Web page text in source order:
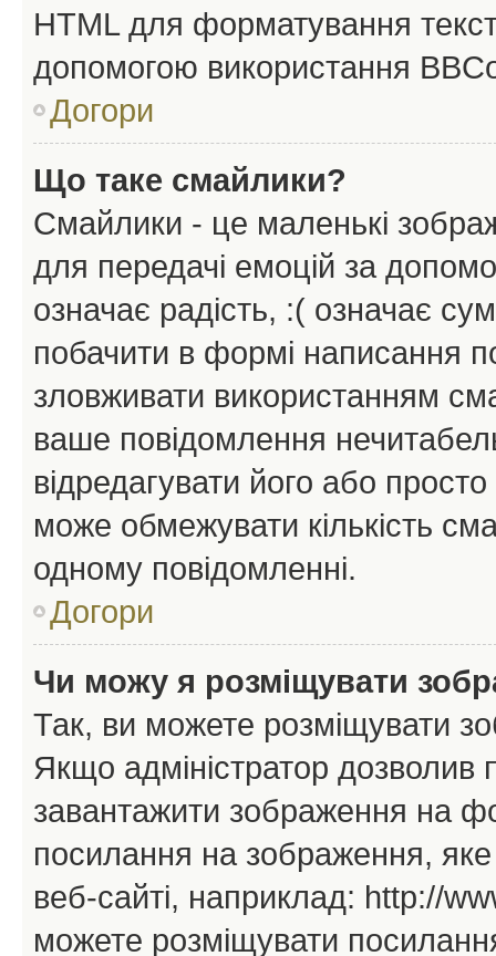
HTML для форматування
допомогою використання
Догори
Що таке смайлики?
Смайлики - це маленькі
для передачі емоцій за
означає радість, :( означає
побачити в формі написання
зловживати використанням
ваше повідомлення
відредагувати його або
може обмежувати кількість
одному повідомленні.
Догори
Чи можу я розміщувати
Так, ви можете розміщувати
Якщо адміністратор
завантажити зображення на
посилання на зображення, яке
веб-сайті, наприклад: http://
можете розміщувати